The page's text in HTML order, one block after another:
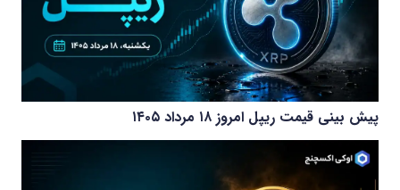
پیش بینی قیمت ریپل امروز ۱۸ مرداد ۱۴۰۵